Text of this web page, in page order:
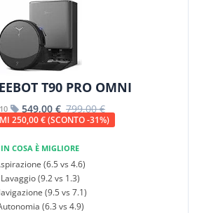
T90 PRO OMNI
549,00 € 799,00 €
250,00 € (SCONTO -31%)
IN COSA È MIGLIORE
(6.5 vs 4.6)
Lavaggio (9.2 vs 1.3)
(9.5 vs 7.1)
(6.3 vs 4.9)